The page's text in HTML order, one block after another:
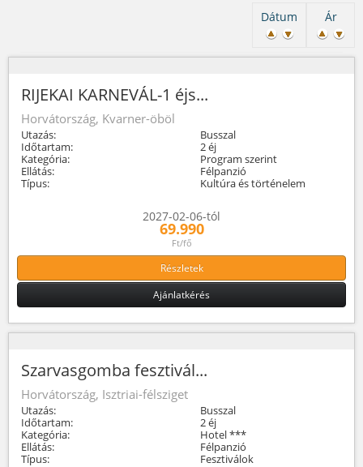
Ár
Dátum
RIJEKAI KARNEVÁL-1 éjs...
Horvátország, Kvarner-öböl
Utazás:
Busszal
Időtartam:
2 éj
Kategória:
Program szerint
Ellátás:
Félpanzió
Típus:
Kultúra és történelem
2027-02-06-tól
69.990
Ft/fő
Részletek
Ajánlatkérés
Szarvasgomba fesztivál...
Horvátország, Isztriai-félsziget
Utazás:
Busszal
Időtartam:
2 éj
Kategória:
Hotel ***
Ellátás:
Félpanzió
Típus:
Fesztiválok